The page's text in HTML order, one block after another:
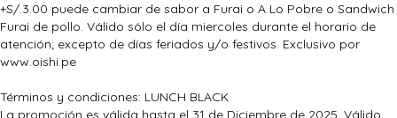
+S/.3.00 puede cambiar de sabor a Furai o A Lo Pobre o Sandwich
Furai de pollo. Válido sólo el día miercoles durante el horario de
atención; excepto de días feriados y/o festivos. Exclusivo por
www.oishi.pe
Términos y condiciones: LUNCH BLACK
La promoción es válida hasta el 31 de Diciembre de 2025. Válido